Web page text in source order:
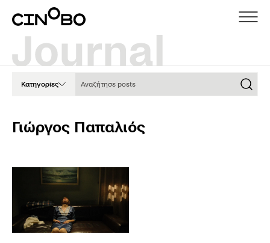
Κατηγορίες
Γιώργος Παπαλιός